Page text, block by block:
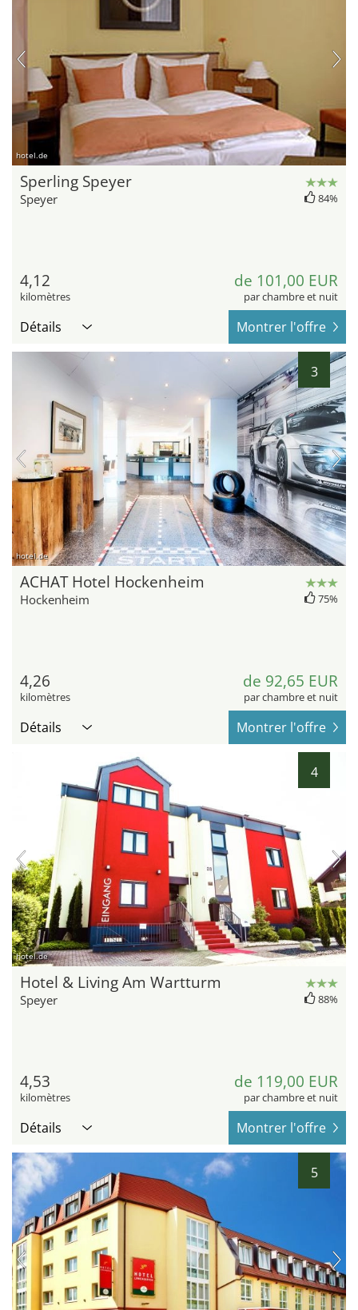
hotel.de
Sperling Speyer
Speyer 84%
4,12
kilomètres
de 101,00 EUR
par chambre et nuit
Détails Montrer l'offre
3
hotel.de
ACHAT Hotel Hockenheim
Hockenheim 75%
4,26
kilomètres
de 92,65 EUR
par chambre et nuit
Détails Montrer l'offre
4
hotel.de
Hotel & Living Am Wartturm
Speyer 88%
4,53
kilomètres
de 119,00 EUR
par chambre et nuit
Détails Montrer l'offre
5